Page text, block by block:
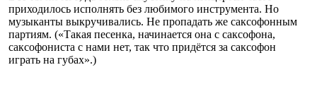
приходилось исполнять без любимого инструмента. Но
музыканты выкручивались. Не пропадать же саксофонным
партиям. («Такая песенка, начинается она с саксофона,
саксофониста с нами нет, так что придётся за саксофон
играть на губах».)